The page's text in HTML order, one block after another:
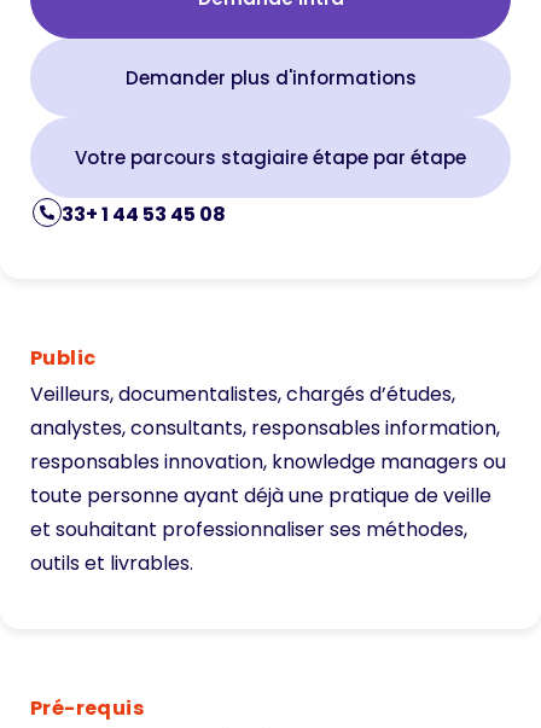
Demander plus d'informations
Votre parcours stagiaire étape par étape
33+ 1 44 53 45 08
Public
Veilleurs, documentalistes, chargés d’études,
analystes, consultants, responsables information,
responsables innovation, knowledge managers ou
toute personne ayant déjà une pratique de veille
et souhaitant professionnaliser ses méthodes,
outils et livrables.
Pré-requis